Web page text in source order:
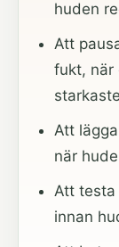
huden
Att
fukt, när
Att
när
Att testa
innan